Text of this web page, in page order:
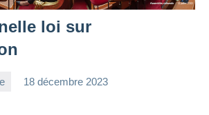
loi sur
18 décembre 2023